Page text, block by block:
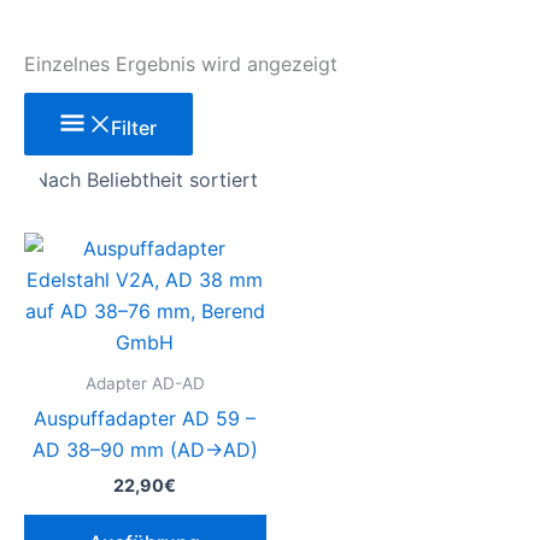
Einzelnes Ergebnis wird angezeigt
Filter
Adapter AD-AD
Auspuffadapter AD 59 –
AD 38–90 mm (AD→AD)
22,90€